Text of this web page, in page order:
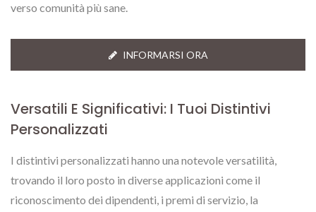
verso comunità più sane.
INFORMARSI ORA
Versatili E Significativi: I Tuoi Distintivi
Personalizzati
I distintivi personalizzati hanno una notevole versatilità,
trovando il loro posto in diverse applicazioni come il
riconoscimento dei dipendenti, i premi di servizio, la